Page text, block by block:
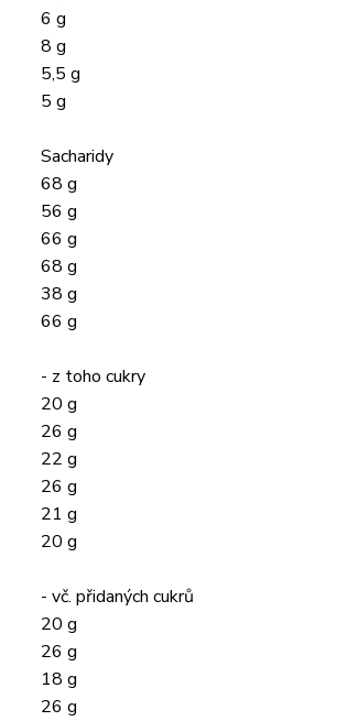
6 g
8 g
5,5 g
5 g
Sacharidy
68 g
56 g
66 g
68 g
38 g
66 g
- z toho cukry
20 g
26 g
22 g
26 g
21 g
20 g
- vč. přidaných cukrů
20 g
26 g
18 g
26 g